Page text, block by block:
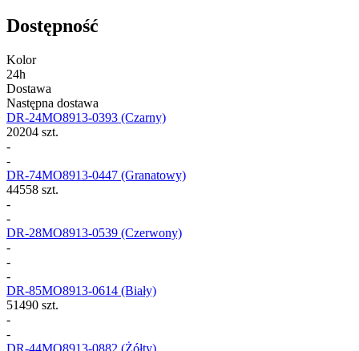
Dostępność
Kolor
24h
Dostawa
Następna dostawa
DR-24MO8913-0393 (Czarny)
20204 szt.
-
-
DR-74MO8913-0447 (Granatowy)
44558 szt.
-
-
DR-28MO8913-0539 (Czerwony)
-
-
-
DR-85MO8913-0614 (Biały)
51490 szt.
-
-
DR-44MO8913-0882 (Żółty)